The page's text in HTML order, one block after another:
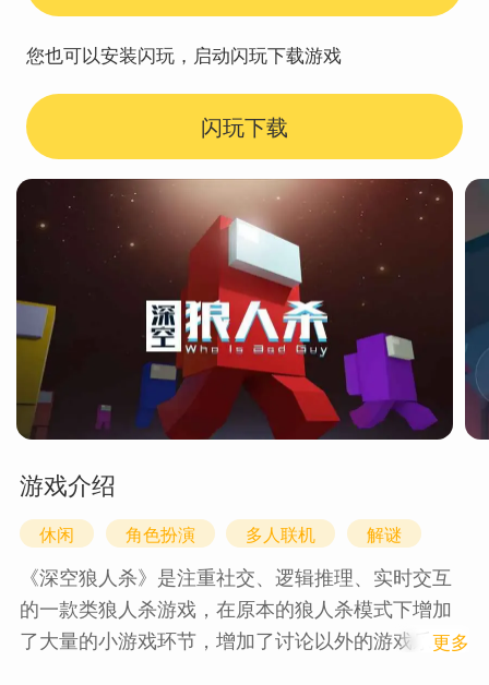
您也可以安装闪玩，启动闪玩下载游戏
闪玩下载
游戏介绍
休闲 角色扮演 多人联机 解谜
《深空狼人杀》是注重社交、逻辑推理、实时交互
的一款类狼人杀游戏，在原本的狼人杀模式下增加
了大量的小游戏环节，增加了讨论以外的游戏乐
1 更多